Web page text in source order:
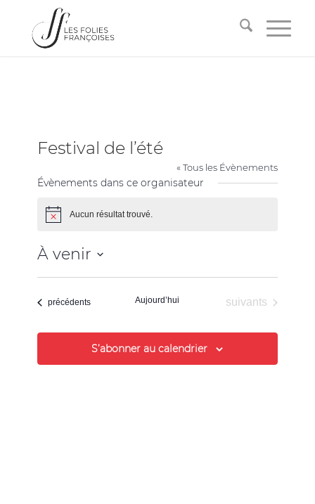
Festival de l’été
« Tous les Évènements
Évènements dans ce organisateur
NoticeAucun résultat trouvé.
À venir
date.Évènements
précédents Aujourd’hui Évènements
suivants
S’abonner au calendrier